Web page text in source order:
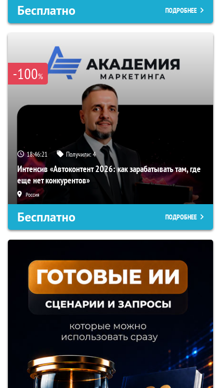
Бесплатно ПОДРОБНЕЕ
-100%
18:46:20 Получили:4
Интенсив «Автоконтент 2026: как зарабатывать там, где
еще нет конкурентов»
Россия
Бесплатно ПОДРОБНЕЕ